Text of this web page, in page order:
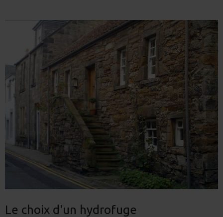
Le choix d'un hydrofuge